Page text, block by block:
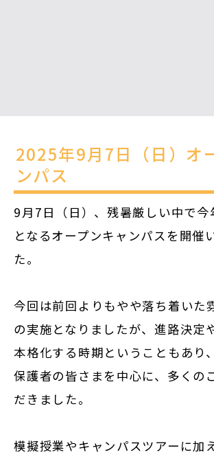
2025年9月7日（日）オ
ンパス
9月7日（日）、残暑厳しい中で今
となるオープンキャンパスを開催
た。
今回は前回よりもやや落ち着いた
の実施となりましたが、進路決定
本格化する時期ということもあり
保護者の皆さまを中心に、多くの
だきました。
模擬授業やキャンパスツアーに加